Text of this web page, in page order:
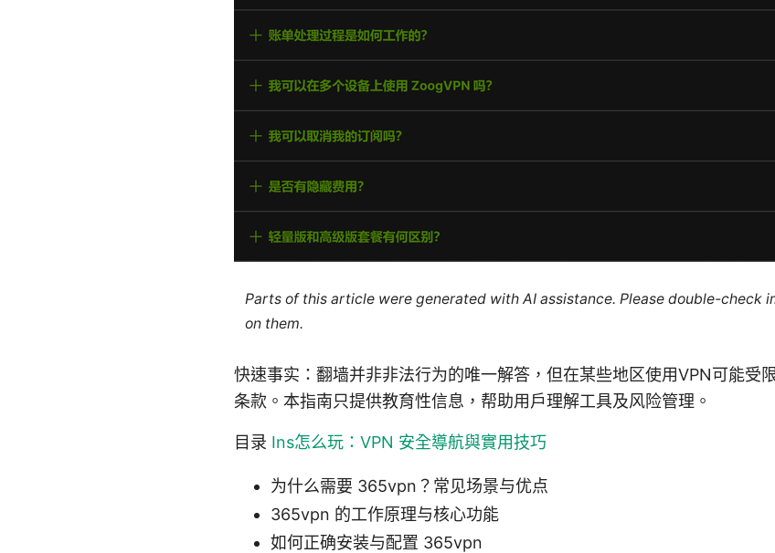
Parts of this article were generated with AI assistance. Please double-check
on them.
快速事实：翻墙并非非法行为的唯一解答，但在某些地区使用VPN可能受
条款。本指南只提供教育性信息，帮助用户理解工具及风险管理。
目录 Ins怎么玩：VPN 安全導航與實用技巧
为什么需要 365vpn？常见场景与优点
365vpn 的工作原理与核心功能
如何正确安装与配置 365vpn